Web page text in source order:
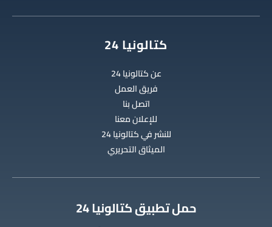
كتالونيا 24
عن كتالونيا 24
فريق العمل
اتصل بنا
للإعلان معنا
للنشر في كتالونيا 24
الميثاق التحريري
‫حمل تطبيق كتالونيا 24